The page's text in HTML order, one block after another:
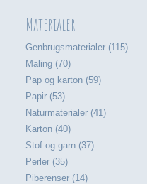
Materialer
Genbrugsmaterialer (115)
Maling (70)
Pap og karton (59)
Papir (53)
Naturmaterialer (41)
Karton (40)
Stof og garn (37)
Perler (35)
Piberenser (14)